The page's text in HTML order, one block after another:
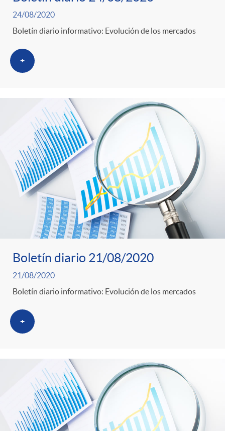
24/08/2020
Boletín diario informativo: Evolución de los mercados
+
Boletín diario 21/08/2020
21/08/2020
Boletín diario informativo: Evolución de los mercados
+